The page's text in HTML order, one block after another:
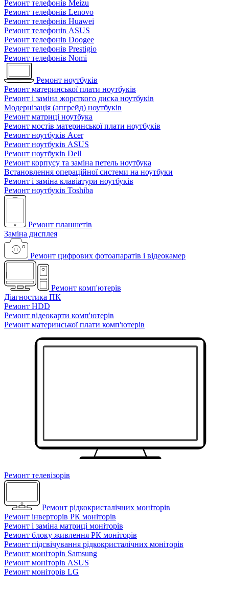
Ремонт телефонів Meizu
Ремонт телефонів Lenovo
Ремонт телефонів Huawei
Ремонт телефонів ASUS
Ремонт телефонів Doogee
Ремонт телефонів Prestigio
Ремонт телефонів Nomi
Ремонт ноутбуків
Ремонт материнської плати ноутбуків
Ремонт і заміна жорсткого диска ноутбуків
Модернізація (апгрейд) ноутбуків
Ремонт матриці ноутбука
Ремонт мостів материнської плати ноутбуків
Ремонт ноутбуків Acer
Ремонт ноутбуків ASUS
Ремонт ноутбуків Dell
Ремонт корпусу та заміна петель ноутбука
Встановлення операційної системи на ноутбуки
Ремонт і заміна клавіатури ноутбуків
Ремонт ноутбуків Toshiba
Ремонт планшетів
Заміна дисплея
Ремонт цифрових фотоапаратів і відеокамер
Ремонт комп'ютерів
Діагностика ПК
Ремонт HDD
Ремонт відеокарти комп'ютерів
Ремонт материнської плати комп'ютерів
Ремонт телевізорів
Ремонт рідкокристалічних моніторів
Ремонт інверторів РК моніторів
Ремонт і заміна матриці моніторів
Ремонт блоку живлення РК моніторів
Ремонт підсвічування рідкокристалічних моніторів
Ремонт моніторів Samsung
Ремонт моніторів ASUS
Ремонт моніторів LG